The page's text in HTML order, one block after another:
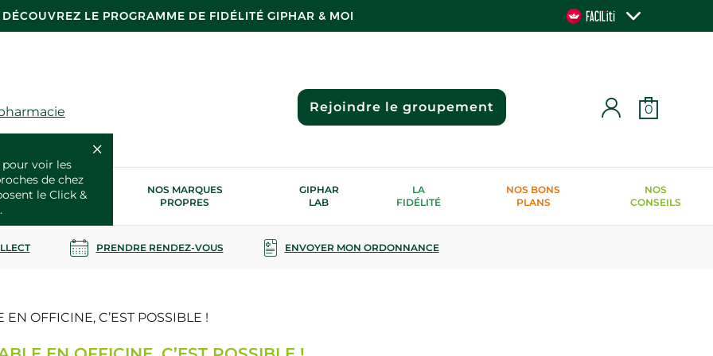
DÉCOUVREZ LE PROGRAMME DE FIDÉLITÉ GIPHAR & MOI
pour voir les
de chez
le Click &
Rejoindre le groupement 0
SERVICES
SANTÉ
NOS MARQUES
PROPRES
GIPHAR
LAB
LA
FIDÉLITÉ
NOS BONS
PLANS
NOS
CONSEILS
PRENDRE RENDEZ-VOUS ENVOYER MON ORDONNANCE